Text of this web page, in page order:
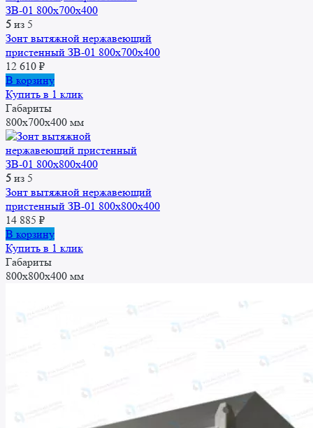
5 из 5
Зонт вытяжной нержавеющий
пристенный ЗВ-01 800х700х400
12 610 ₽
В корзину
Купить в 1 клик
Габариты
800x700x400 мм
5 из 5
Зонт вытяжной нержавеющий
пристенный ЗВ-01 800х800х400
14 885 ₽
В корзину
Купить в 1 клик
Габариты
800x800x400 мм